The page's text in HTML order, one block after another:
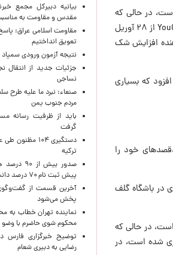
است، در حالی که
۴۵ درصد آن را قانونی دانستند. ۳۲ درصد دیگر گفتند که مطمئن نیستند. این نظرسنجی از ۱۰۰۰ بزرگسال آمریکایی توسط YouGov از ۲۸ آوریل
افزایش شک
که بسیاری
خود را
و دیگری در باشگاه گلف
شده است، در حالی که
شده است، در
بیانیه دبیرکل مجمع
مقدس و مقاومت به
مقاومت اسلامی عراق:
تعویق انداختیم
نتیجه آزمون ورودی سمپاد سال ۱۴۰۵
جزئیات جدید از انتقال
نساجی
صنعاء: نبرد ما علیه طرح
مردم جنوب یمن
باید از ظرفیت رسانه
گرفت
دستگیری ۱۰۴
ترکیه
صدور
پیش ثبت نام ۷۰ درصد دانش اموزان متوسطه اول
آخرین قسمت از
پخش می‌شود
نماینده تهران خطاب به
محکوم شوی حاضرم با وضو
توضیح خبرگزاری فارس
رضایی به دبیری شعام